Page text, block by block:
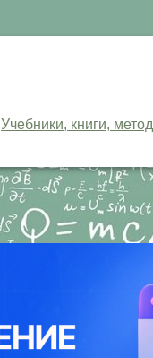
Учебники, книги,